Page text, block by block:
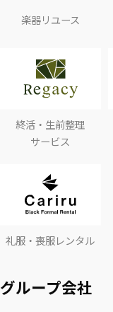
楽器リユース
終活・生前整理
サービス
礼服・喪服レンタル
グループ会社